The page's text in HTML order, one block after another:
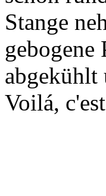
Stange
abgekühlt
Voilá,